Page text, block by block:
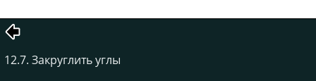
12.7. Закруглить углы